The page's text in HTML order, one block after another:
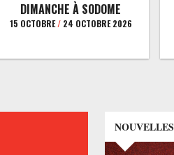
DIMANCHE À SODOME
15 OCTOBRE/24 OCTOBRE 2026
NOUVELLES